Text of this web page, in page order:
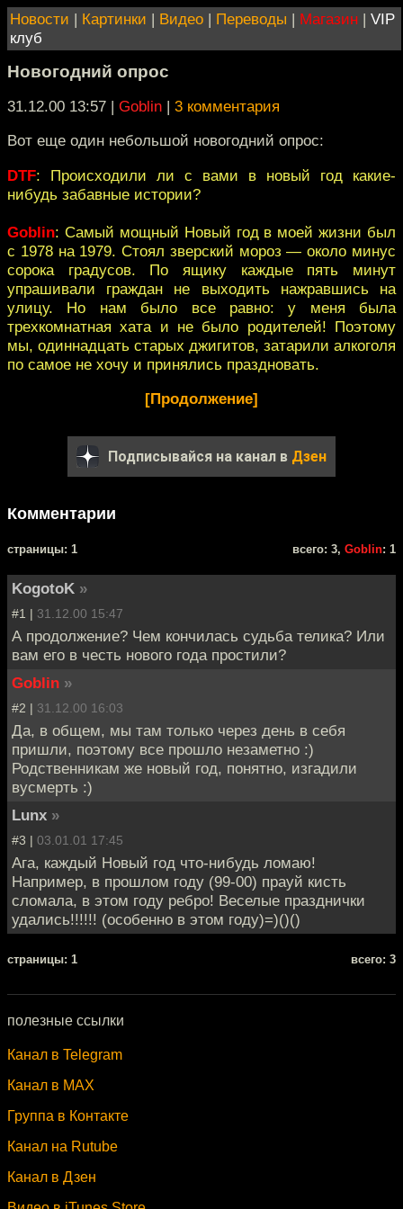
Новости | Картинки | Видео | Переводы | Магазин | VIP
клуб
Новогодний опрос
31.12.00 13:57 | Goblin | 3 комментария
Вот еще один небольшой новогодний опрос:
DTF: Происходили ли с вами в новый год какие-
нибудь забавные истории?
Goblin: Самый мощный Новый год в моей жизни был
с 1978 на 1979. Стоял зверский мороз — около минус
сорока градусов. По ящику каждые пять минут
упрашивали граждан не выходить нажравшись на
улицу. Но нам было все равно: у меня была
трехкомнатная хата и не было родителей! Поэтому
мы, одиннадцать старых джигитов, затарили алкоголя
по самое не хочу и принялись праздновать.
[Продолжение]
Подписывайся на канал в Дзен
Комментарии
cтраницы: 1 всего: 3, Goblin: 1
KogotoK »
#1 | 31.12.00 15:47
А продолжение? Чем кончилась судьба телика? Или
вам его в честь нового года простили?
Goblin »
#2 | 31.12.00 16:03
Да, в общем, мы там только через день в себя
пришли, поэтому все прошло незаметно :)
Родственникам же новый год, понятно, изгадили
вусмерть :)
Lunx »
#3 | 03.01.01 17:45
Ага, каждый Новый год что-нибудь ломаю!
Например, в прошлом году (99-00) прауй кисть
сломала, в этом году ребро! Веселые празднички
удались!!!!!! (особенно в этом году)=)()()
cтраницы: 1 всего: 3
полезные ссылки
Канал в Telegram
Канал в MAX
Группа в Контакте
Канал на Rutube
Канал в Дзен